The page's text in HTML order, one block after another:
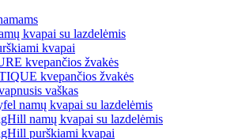
kvapai su lazdelėmis
kvapai
kvepančios žvakės
kvepančios žvakės
vaškas
namų kvapai su lazdelėmis
namų kvapai su lazdelėmis
purškiami kvapai